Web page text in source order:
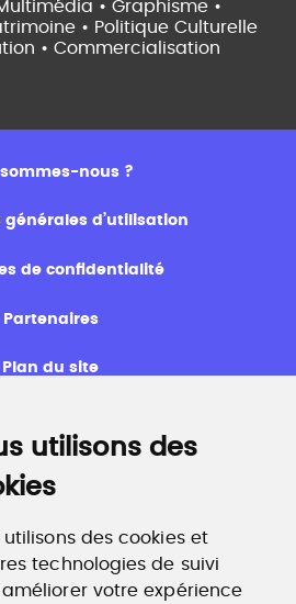
utilisons des
utilisons des cookies et
technologies de suivi
votre expérience
• Graphisme •
• Politique Culturelle
• Commercialisation
nous ?
générales d’utilisation
de confidentialité
Partenaires
Plan du site
Emploi
culturel 784.000 visites et